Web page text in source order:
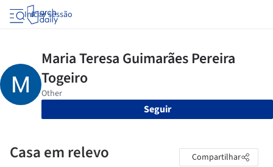
Iniciar sessão
Seguir
Casa em relevo Compartilhar